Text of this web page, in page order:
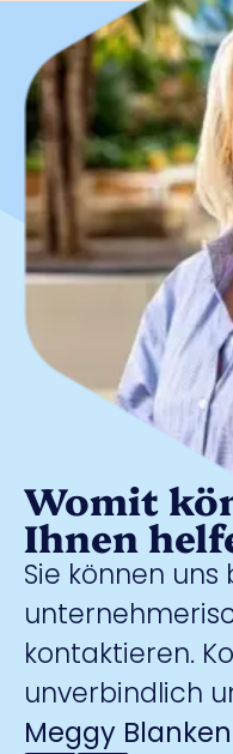
Womit
Ihnen
Sie können uns
kontaktieren.
unverbindlich
Meggy Blanken